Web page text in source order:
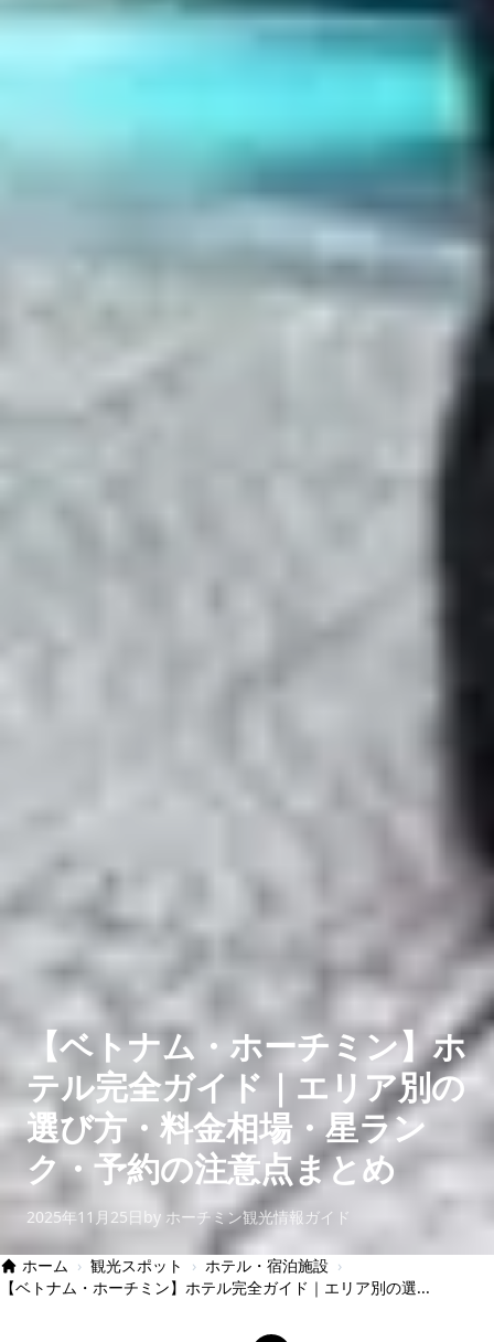
【ベトナム・ホーチミン】ホ
テル完全ガイド｜エリア別の
選び方・料金相場・星ラン
ク・予約の注意点まとめ
2025年11月25日 by ホーチミン観光情報ガイド
ホーム › 観光スポット › ホテル・宿泊施設 ›
【ベトナム・ホーチミン】ホテル完全ガイド｜エリア別の選...